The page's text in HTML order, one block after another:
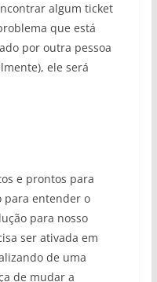
algum ticket
que está
por outra pessoa
ele será
e prontos para
para entender o
para nosso
ser ativada em
de uma
de mudar a